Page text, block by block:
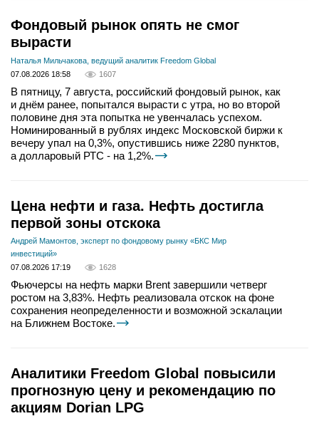
Фондовый рынок опять не смог
вырасти
Наталья Мильчакова, ведущий аналитик Freedom Global
07.08.2026 18:58
1607
В пятницу, 7 августа, российский фондовый рынок, как
и днём ранее, попытался вырасти с утра, но во второй
половине дня эта попытка не увенчалась успехом.
Номинированный в рублях индекс Московской биржи к
вечеру упал на 0,3%, опустившись ниже 2280 пунктов,
а долларовый РТС - на 1,2%.
Цена нефти и газа. Нефть достигла
первой зоны отскока
Андрей Мамонтов, эксперт по фондовому рынку «БКС Мир
инвестиций»
07.08.2026 17:19
1628
Фьючерсы на нефть марки Brent завершили четверг
ростом на 3,83%. Нефть реализовала отскок на фоне
сохранения неопределенности и возможной эскалации
на Ближнем Востоке.
Аналитики Freedom Global повысили
прогнозную цену и рекомендацию по
акциям Dorian LPG